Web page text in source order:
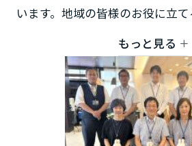
います。地域の皆様のお役に立
提案させて頂きます！
オンライン相談も承っておりま
もっと見る
鳥取県